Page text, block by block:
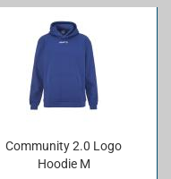
Com­mu­ni­ty 2.0 Logo
Hoo­die M